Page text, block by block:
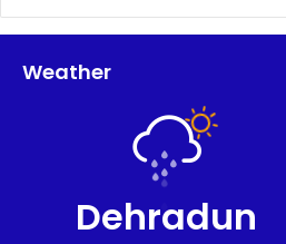
Weather
Dehradun